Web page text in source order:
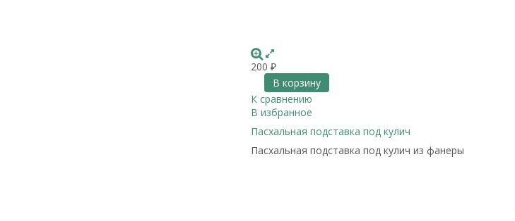
200 ₽
В корзину
К сравнению
В избранное
Пасхальная подставка под кулич
Пасхальная подставка под кулич из фанеры